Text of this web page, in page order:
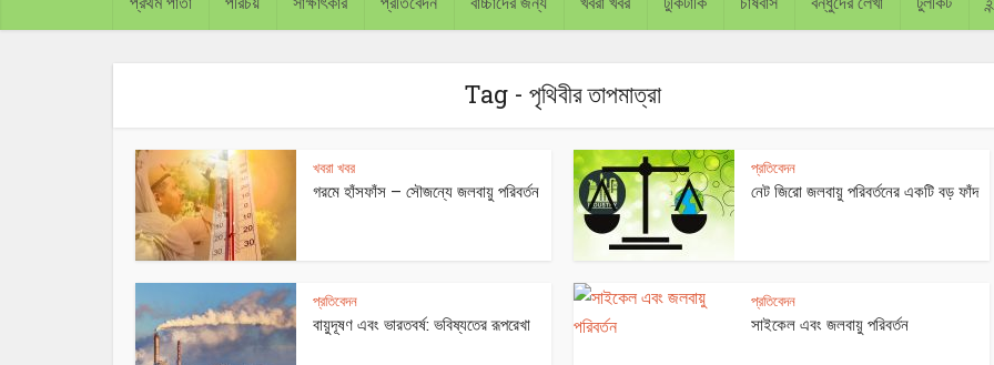
Tag - পৃথিবীর তাপমাত্রা
খবরা খবর
গরমে হাঁসফাঁস – সৌজন্যে জলবায়ু পরিবর্তন
প্রতিবেদন
নেট জিরো জলবায়ু পরিবর্তনের একটি বড় ফাঁদ
প্রতিবেদন
বায়ুদূষণ এবং ভারতবর্ষ: ভবিষ্যতের রূপরেখা
প্রতিবেদন
সাইকেল এবং জলবায়ু পরিবর্তন
BANGLADESH